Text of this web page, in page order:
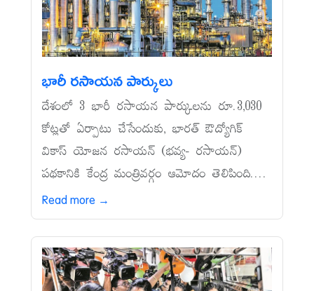
భారీ రసాయన పార్కులు
దేశంలో 3 భారీ రసాయన పార్కులను రూ.3,030
కోట్లతో ఏర్పాటు చేసేందుకు, భారత్‌ ఔద్యోగిక్‌
వికాస్‌ యోజన రసాయన్‌ (భవ్య- రసాయన్‌)
పథకానికి కేంద్ర మంత్రివర్గం ఆమోదం తెలిపింది....
Read more →